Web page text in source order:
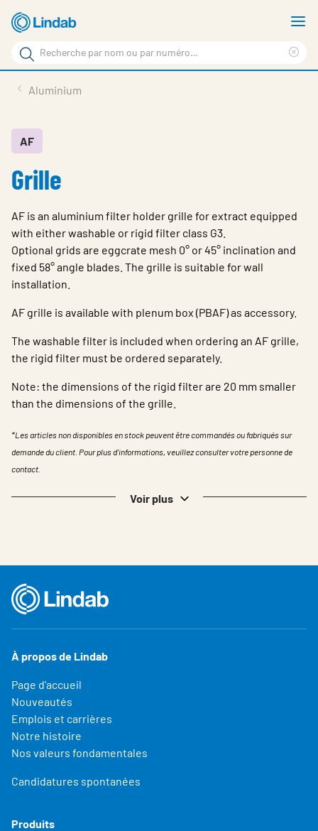
Aller
au
contenu
principal
Rechercher
Rechercher
sur
site
En vedette
À propos de Lindab
Downloads
Identification
Choisir la langue
Aluminium
AF
Grille
AF is an aluminium filter holder grille for extract equipped
with either washable or rigid filter class G3.
Optional grids are eggcrate mesh 0° or 45° inclination and
fixed 58° angle blades. The grille is suitable for wall
installation.
AF grille is available with plenum box (PBAF) as accessory.
The washable filter is included when ordering an AF grille,
the rigid filter must be ordered separately.
Note: the dimensions of the rigid filter are 20 mm smaller
than the dimensions of the grille.
*Les articles non disponibles en stock peuvent être commandés ou fabriqués sur
demande du client. Pour plus d'informations, veuillez consulter votre personne de
contact.
Voir plus
À propos de Lindab
Page d'accueil
Nouveautés
Emplois et carrières
Notre histoire
Nos valeurs fondamentales
Candidatures spontanées
Produits